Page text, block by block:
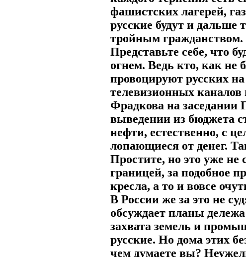
фашистских лагерей,
русские будут и дальше
тройным гражданством.
Представьте себе, что
огнем. Ведь кто, как не
провоцируют русских
телевизионных
Фрадкова на заседании
выведении из бюджета
нефти, естественно, с
лопающиеся от денег.
Простите, но это уже не
границей, за подобное
кресла, а то и вовсе
В России же за это не
обсуждает планы
захвата земель и
русские. Но дома этих
чем думаете вы?